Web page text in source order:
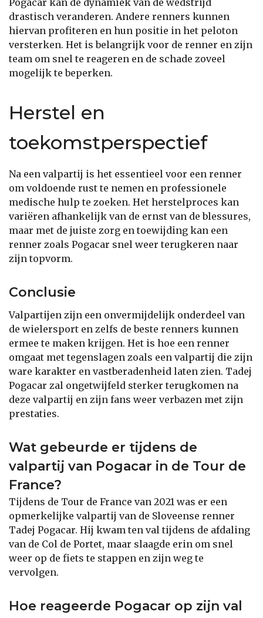
drastisch veranderen. Andere renners kunnen
hiervan profiteren en hun positie in het peloton
versterken. Het is belangrijk voor de renner en zijn
team om snel te reageren en de schade zoveel
mogelijk te beperken.
Herstel en
toekomstperspectief
Na een valpartij is het essentieel voor een renner
om voldoende rust te nemen en professionele
medische hulp te zoeken. Het herstelproces kan
variëren afhankelijk van de ernst van de blessures,
maar met de juiste zorg en toewijding kan een
renner zoals Pogacar snel weer terugkeren naar
zijn topvorm.
Conclusie
Valpartijen zijn een onvermijdelijk onderdeel van
de wielersport en zelfs de beste renners kunnen
ermee te maken krijgen. Het is hoe een renner
omgaat met tegenslagen zoals een valpartij die zijn
ware karakter en vastberadenheid laten zien. Tadej
Pogacar zal ongetwijfeld sterker terugkomen na
deze valpartij en zijn fans weer verbazen met zijn
prestaties.
Wat gebeurde er tijdens de
valpartij van Pogacar in de Tour de
France?
Tijdens de Tour de France van 2021 was er een
opmerkelijke valpartij van de Sloveense renner
Tadej Pogacar. Hij kwam ten val tijdens de afdaling
van de Col de Portet, maar slaagde erin om snel
weer op de fiets te stappen en zijn weg te
vervolgen.
Hoe reageerde Pogacar op zijn val